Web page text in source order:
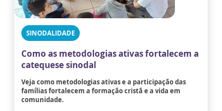
SINODALIDADE
Como as metodologias ativas fortalecem a
catequese sinodal
Veja como metodologias ativas e a participação das
famílias fortalecem a formação cristã e a vida em
comunidade.